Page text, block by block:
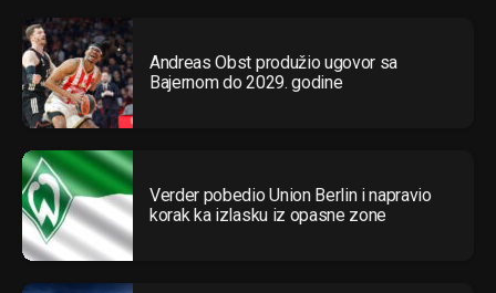
Andreas Obst produžio ugovor sa
Bajernom do 2029. godine
Verder pobedio Union Berlin i napravio
korak ka izlasku iz opasne zone